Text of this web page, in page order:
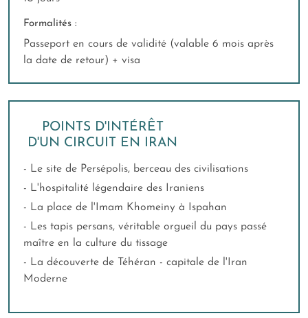
Formalités :
Passeport en cours de validité (valable 6 mois après
la date de retour) + visa
POINTS D'INTÉRÊT
D'UN CIRCUIT EN IRAN
- Le site de Persépolis, berceau des civilisations
- L'hospitalité légendaire des Iraniens
- La place de l'Imam Khomeiny à Ispahan
- Les tapis persans, véritable orgueil du pays passé
maître en la culture du tissage
- La découverte de Téhéran - capitale de l'Iran
Moderne